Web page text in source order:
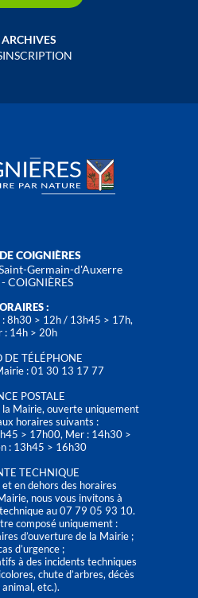
ARCHIVES
COIGNIÈRES
Germain-d'Auxerre
COIGNIÈRES
:
: 8h30 > 12h / 13h45 > 17h,
: 14h > 20h
DE TÉLÉPHONE
: 01 30 13 17 77
POSTALE
la Mairie, ouverte uniquement
horaires suivants :
> 17h00, Mer : 14h30 >
: 13h45 > 16h30
TECHNIQUE
et en dehors des horaires
nous vous invitons à
au 07 79 05 93 10.
composé uniquement :
d’ouverture de la Mairie ;
d’urgence ;
à des incidents techniques
chute d’arbres, décès
animal, etc.).